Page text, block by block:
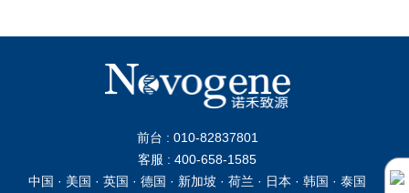
前台 : 010-82837801
客服 : 400-658-1585
中国 · 美国 · 英国 · 德国 · 新加坡 · 荷兰 · 日本 · 韩国 · 泰国